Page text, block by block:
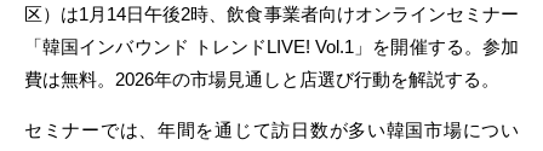
区）は1月14日午後2時、飲食事業者向けオンラインセミナー
「韓国インバウンド トレンドLIVE! Vol.1」を開催する。参加
費は無料。2026年の市場見通しと店選び行動を解説する。
セミナーでは、年間を通じて訪日数が多い韓国市場につい